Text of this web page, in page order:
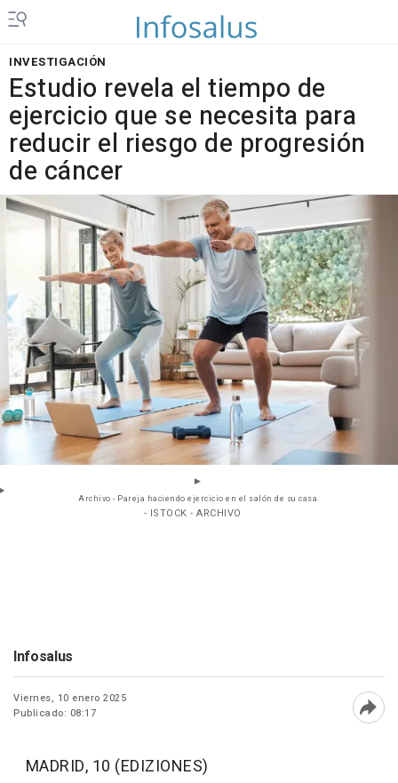
INVESTIGACIÓN
Estudio revela el tiempo de
ejercicio que se necesita para
reducir el riesgo de progresión
de cáncer
Archivo - Pareja haciendo ejercicio en el salón de su casa.
- ISTOCK - ARCHIVO
Infosalus
Viernes, 10 enero 2025
Publicado: 08:17
MADRID, 10 (EDIZIONES)